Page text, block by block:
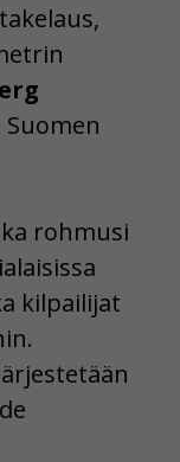
rohmusi
kilpailijat